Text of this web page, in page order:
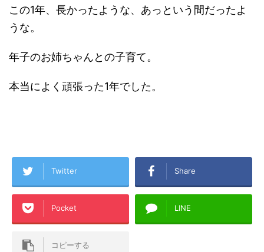
この1年、長かったような、あっという間だったよ
うな。
年子のお姉ちゃんとの子育て。
本当によく頑張った1年でした。
Twitter Share
Pocket LINE
コピーする